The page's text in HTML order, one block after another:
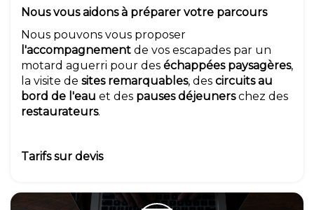
Nous vous aidons à préparer votre parcours
Nous pouvons vous proposer
l'accompagnement de vos escapades par un
motard aguerri pour des échappées paysagères,
la visite de sites remarquables, des circuits au
bord de l'eau et des pauses déjeunerschez des
restaurateurs.
Tarifs sur devis